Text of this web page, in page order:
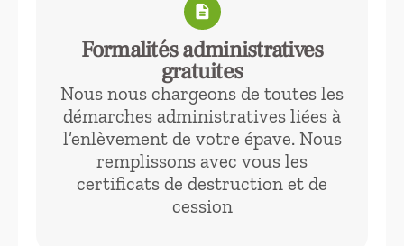
description
Formalités administratives
gratuites
Nous nous chargeons de toutes les
démarches administratives liées à
l’enlèvement de votre épave. Nous
remplissons avec vous les
certificats de destruction et de
cession